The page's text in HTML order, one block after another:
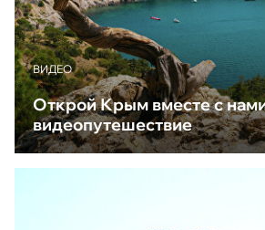
ВИДЕО
Открой Крым вместе с
видеопутешествие